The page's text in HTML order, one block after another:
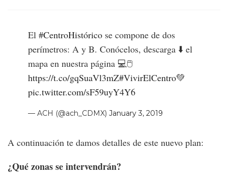
El #CentroHistórico se compone de dos
perímetros: A y B. Conócelos, descarga ⬇️ el
mapa en nuestra página 💻🖱️
https://t.co/gqSuaVl3mZ#VivirElCentro💚
pic.twitter.com/sF59uyY4Y6
— ACH (@ach_CDMX) January 3, 2019
A continuación te damos detalles de este nuevo plan:
¿Qué zonas se intervendrán?